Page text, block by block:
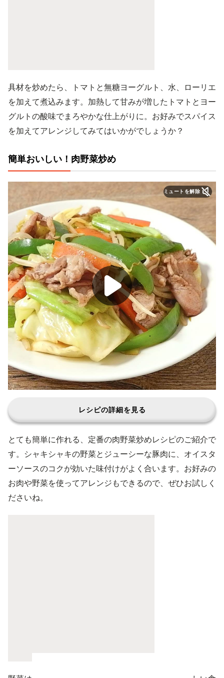
具材を炒めたら、トマトと無糖ヨーグルト、水、ローリエ
を加えて煮込みます。加熱して甘みが増したトマトとヨー
グルトの酸味でまろやかな仕上がりに。お好みでスパイス
を加えてアレンジしてみてはいかがでしょうか？
簡単おいしい！肉野菜炒め
ミュートを解除
レシピの詳細を見る
とても簡単に作れる、定番の肉野菜炒めレシピのご紹介で
す。シャキシャキの野菜とジューシーな豚肉に、オイスタ
ーソースのコクが効いた味付けがよく合います。お好みの
お肉や野菜を使ってアレンジもできるので、ぜひお試しく
ださいね。